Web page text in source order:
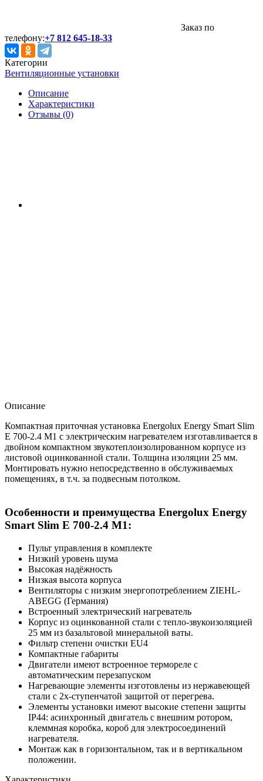
Заказ по
телефону:+7 812 645-18-33
Категории
Вентиляционные установки
Описание
Характеристики
Отзывы (0)
Описание
Компактная приточная установка Energolux Energy Smart Slim
E 700-2.4 M1 с электрическим нагревателем изготавливается в
двойном компактном звукотеплоизолированном корпусе из
листовой оцинкованной стали. Толщина изоляции 25 мм.
Монтировать нужно непосредственно в обслуживаемых
помещениях, в т.ч. за подвесным потолком.
Особенности и преимущества Energolux Energy
Smart Slim E 700-2.4 M1:
Пульт управления в комплекте
Низкий уровень шума
Высокая надёжность
Низкая высота корпуса
Вентиляторы с низким энергопотреблением ZIEHL-
ABEGG (Германия)
Встроенный электрический нагреватель
Корпус из оцинкованной стали с тепло-звукоизоляцией
25 мм из базальтовой минеральной ваты.
Фильтр степени очистки EU4
Компактные габариты
Двигатели имеют встроенное термореле с
автоматическим перезапуском
Нагревающие элементы изготовлены из нержавеющей
стали с 2х-ступенчатой защитой от перегрева.
Элементы установки имеют высокие степени защиты
IP44: асинхронный двигатель с внешним ротором,
клеммная коробка, короб для электросоединений
нагревателя.
Монтаж как в горизонтальном, так и в вертикальном
положении.